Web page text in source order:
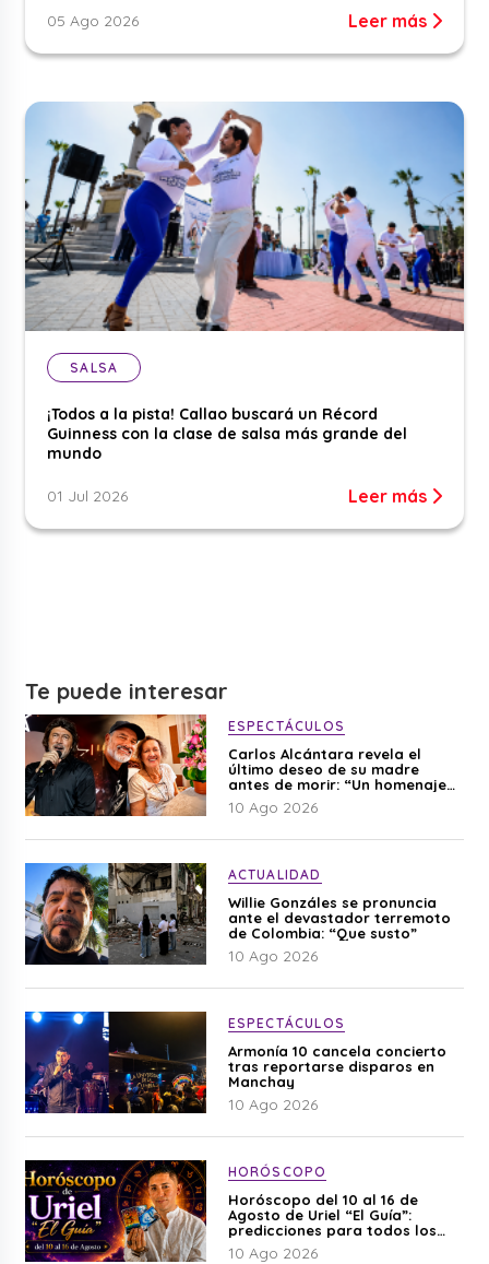
05 Ago 2026 Leer más
SALSA
¡Todos a la pista! Callao buscará un Récord
Guinness con la clase de salsa más grande del
mundo
01 Jul 2026 Leer más
Te puede interesar
ESPECTÁCULOS
Carlos Alcántara revela el
último deseo de su madre
antes de morir: “Un homenaje
para mi mamá”
10 Ago 2026
ACTUALIDAD
Willie Gonzáles se pronuncia
ante el devastador terremoto
de Colombia: “Que susto”
10 Ago 2026
ESPECTÁCULOS
Armonía 10 cancela concierto
tras reportarse disparos en
Manchay
10 Ago 2026
HORÓSCOPO
Horóscopo del 10 al 16 de
Agosto de Uriel “El Guía”:
predicciones para todos los
signos del zodiaco aquí
10 Ago 2026